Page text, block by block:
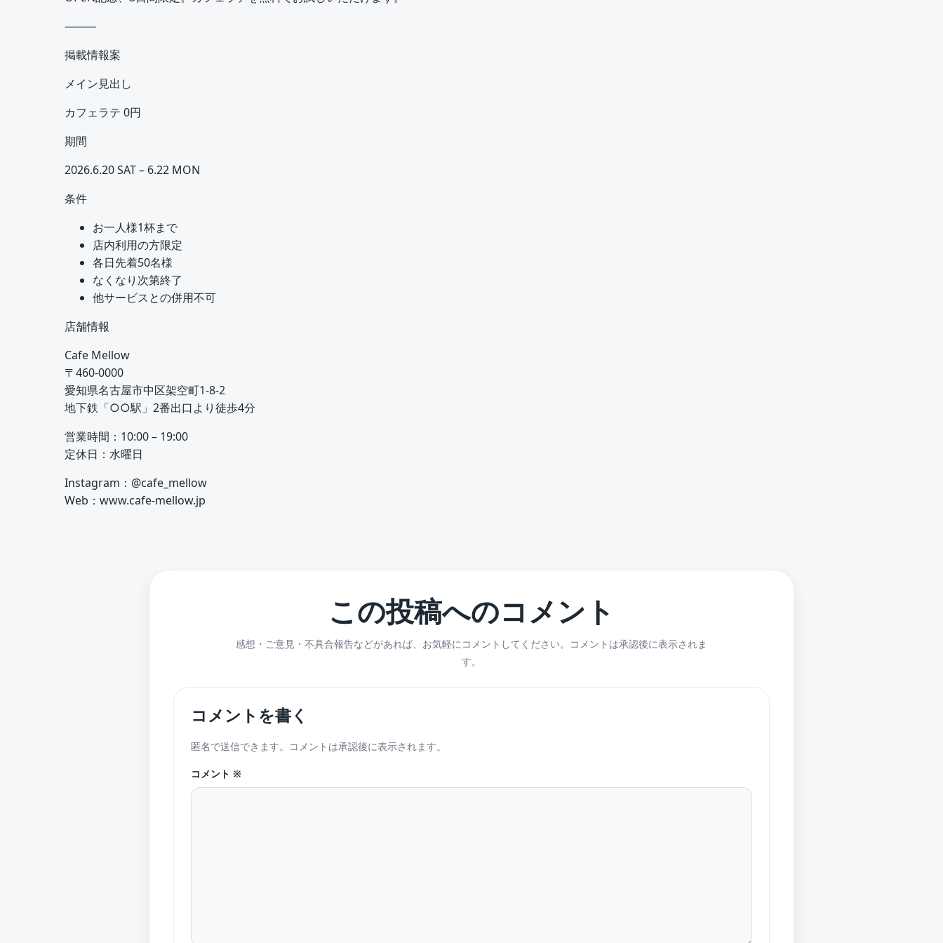
⸻
掲載情報案
メイン見出し
カフェラテ 0円
期間
2026.6.20 SAT – 6.22 MON
条件
お一人様1杯まで
店内利用の方限定
各日先着50名様
なくなり次第終了
他サービスとの併用不可
店舗情報
Cafe Mellow
〒460-0000
愛知県名古屋市中区架空町1-8-2
地下鉄「○○駅」2番出口より徒歩4分
営業時間：10:00 – 19:00
定休日：水曜日
Instagram：@cafe_mellow
Web：www.cafe-mellow.jp
この投稿へのコメント
感想・ご意見・不具合報告などがあれば、お気軽にコメントしてください。コメントは承認後に表示されま
す。
コメントを書く
匿名で送信できます。コメントは承認後に表示されます。
コメント ※